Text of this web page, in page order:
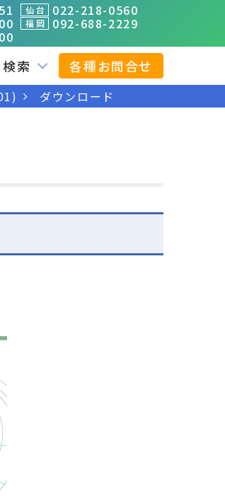
仙 台 022-218-0560
福 岡 092-688-2229
検索 各種お問合せ
ダウンロード